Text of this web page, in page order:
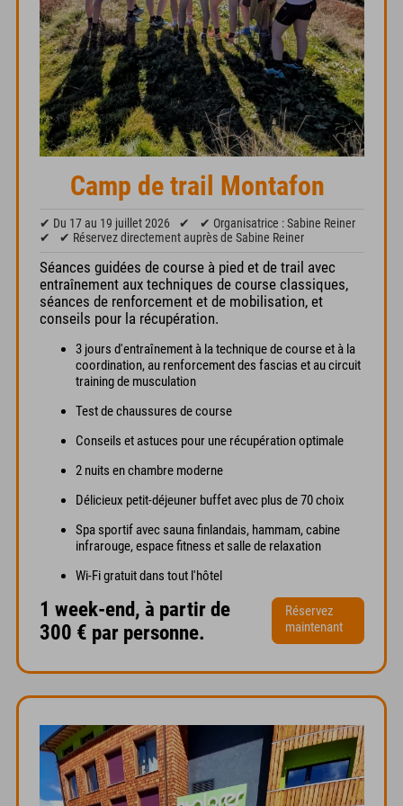
Camp de trail Montafon
✔ Du 17 au 19 juillet 2026 ✔
✔ Organisatrice : Sabine Reiner
✔
✔ Réservez directement auprès de Sabine Reiner
Séances guidées de course à pied et de trail avec
entraînement aux techniques de course classiques,
séances de renforcement et de mobilisation, et
conseils pour la récupération.
3 jours d'entraînement à la technique de course et à la
coordination, au renforcement des fascias et au circuit
training de musculation
Test de chaussures de course
Conseils et astuces pour une récupération optimale
2 nuits en chambre moderne
Délicieux petit-déjeuner buffet avec plus de 70 choix
Spa sportif avec sauna finlandais, hammam, cabine
infrarouge, espace fitness et salle de relaxation
Wi-Fi gratuit dans tout l'hôtel
1 week-end, à partir de
300 € par personne.
Réservez
maintenant